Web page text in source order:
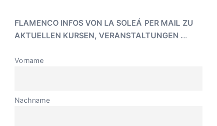
FLAMENCO INFOS VON LA SOLEÁ PER MAIL ZU
AKTUELLEN KURSEN, VERANSTALTUNGEN ...
Vorname
Nachname